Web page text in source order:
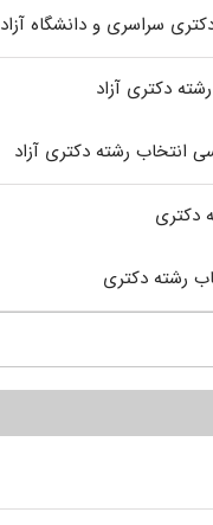
سراسری و دانشگاه آزاد
دکتری آزاد
انتخاب رشته دکتری آزاد
دکتری
رشته دکتری